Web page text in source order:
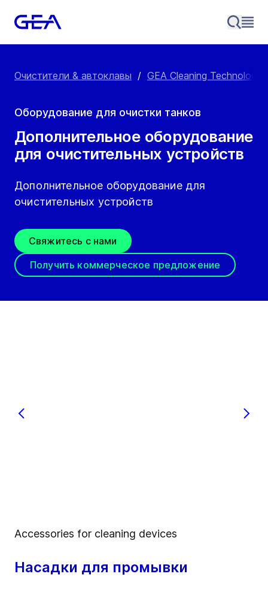
Очистители & автоклавы / GEA Cleaning Technology
Оборудование для очистки танков
Дополнительное оборудование
для очистительных устройств
Дополнительное оборудование для
очистительных устройств
Свяжитесь с нами
Получить коммерческое предложение
Accessories for cleaning devices
Насадки для промывки